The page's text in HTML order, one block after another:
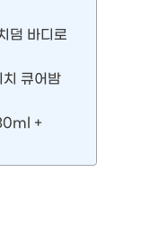
덤 바디로
큐어밤
+